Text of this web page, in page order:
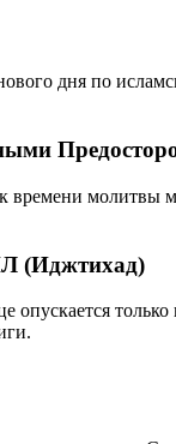
дня по
молитвы
(Иджтихад)
опускается